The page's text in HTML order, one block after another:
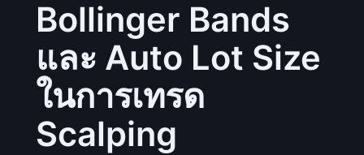
Bollinger Bands
และ Auto Lot Size
ในการเทรด
Scalping